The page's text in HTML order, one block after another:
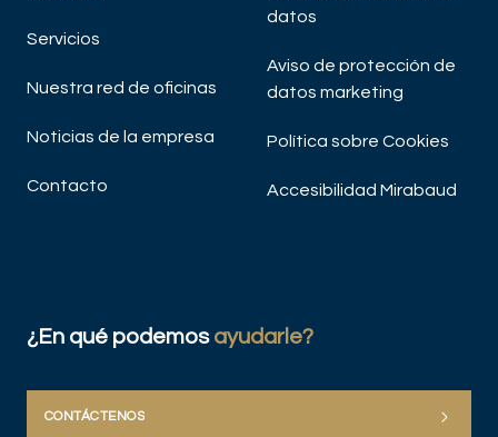
Servicios
Nuestra red de oficinas
Noticias de la empresa
Contacto
datos
Aviso de protección de
datos marketing
Política sobre Cookies
Accesibilidad Mirabaud
¿En qué podemos ayudarle?
CONTÁCTENOS